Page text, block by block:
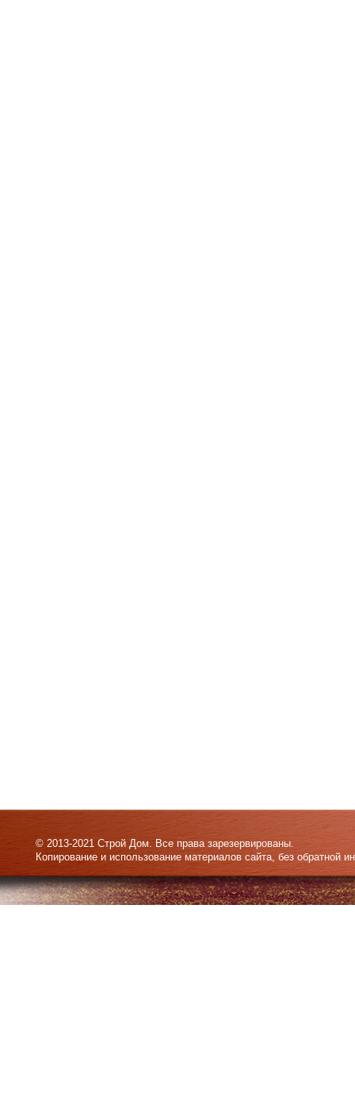
© 2013-2021 Строй Дом. Все права зарезервированы.
Копирование и использование материалов сайта, без обратной